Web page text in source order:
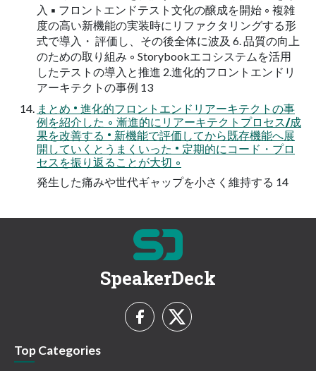
入 ▪ フロントエンドテスト文化の醸成を開始 ◦ 複雑
度の高い新機能の実装時にリファクタリングする形
式で導入・ 評価し、その後全体に波及 6. 品質の向上
のための取り組み ◦ Storybookエコシステムを活用
したテストの導入と推進 2.進化的フロントエンドリ
アーキテクトの事例 13
まとめ • 進化的フロントエンドリアーキテクトの事
例を紹介した ◦ 漸進的にリアーキテクトプロセス/成
果を改善する • 新機能で評価してから既存機能へ展
開していくとうまくいった • 定期的にコード・プロ
セスを振り返ることが大切 ◦
発生した痛みや世代ギャップを小さく維持する 14
SpeakerDeck
Top Categories